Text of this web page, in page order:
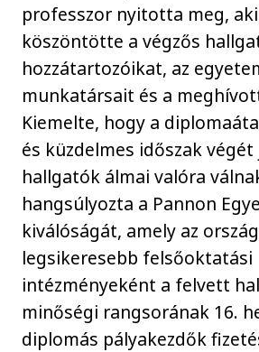
professzor nyitotta meg,
köszöntötte a végzős
hozzátartozóikat, az
munkatársait és a
Kiemelte, hogy a
és küzdelmes időszak
hallgatók álmai valóra
hangsúlyozta a Pannon
kiválóságát, amely az
legsikeresebb felsőoktatási
intézményeként a felvett
minőségi rangsorának 16.
diplomás pályakezdők